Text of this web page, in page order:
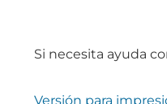
Si necesita ayuda
Versión para